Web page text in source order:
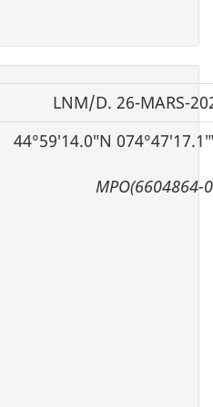
LNM/D. 26-MARS-
44°59′14.0″N
MPO(6604864-